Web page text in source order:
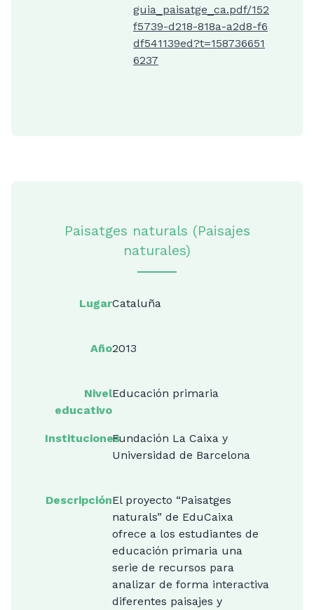
guia_paisatge_ca.pdf/152
f5739-d218-818a-a2d8-f6
df541139ed?t=158736651
6237
Paisatges naturals (Paisajes
naturales)
LugarCataluña
Año2013
Nivel
educativo
Educación primaria
InstitucionesFundación La Caixa y
Universidad de Barcelona
DescripciónEl proyecto “Paisatges
naturals” de EduCaixa
ofrece a los estudiantes de
educación primaria una
serie de recursos para
analizar de forma interactiva
diferentes paisajes y